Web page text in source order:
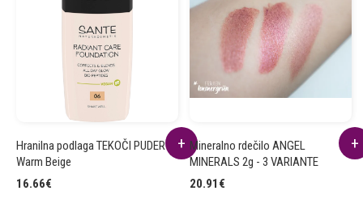
Hranilna podlaga TEKOČI PUDER 06
Warm Beige
16.66€
Mineralno rdečilo ANGEL
MINERALS 2g - 3 VARIANTE
20.91 €